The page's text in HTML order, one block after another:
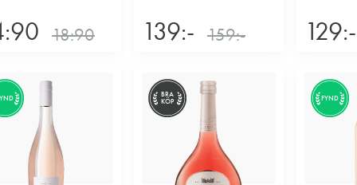
18:90 139:- 159:- 129:-
BRA
KÖP
FYND